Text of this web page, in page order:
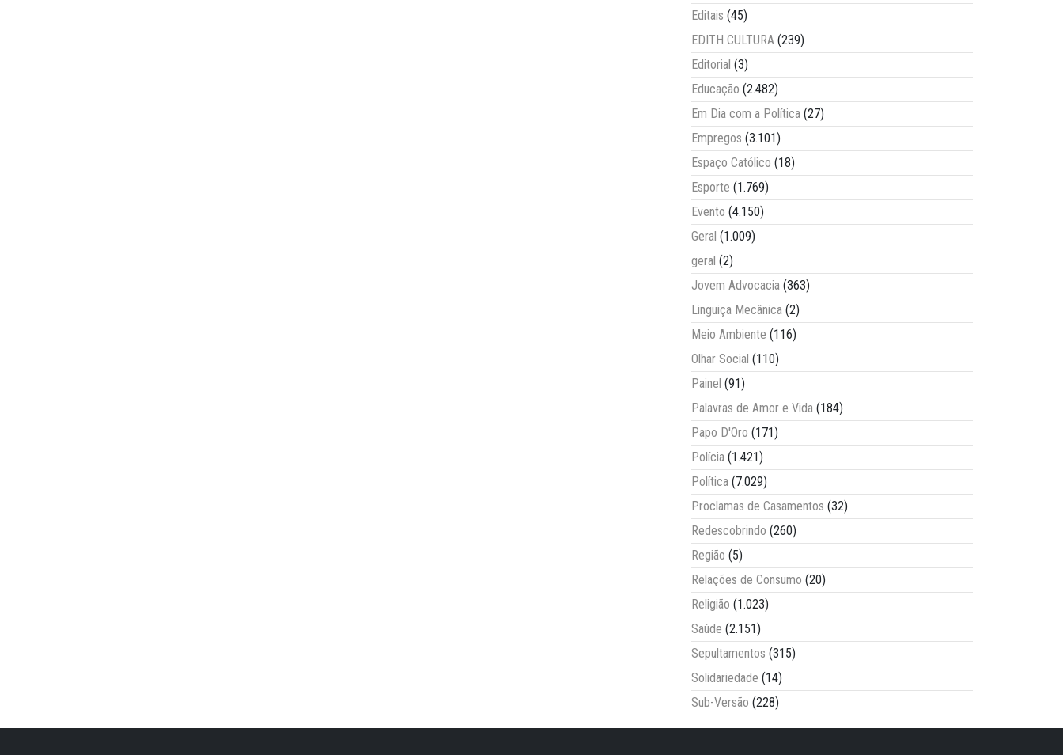
Editais (45)
EDITH CULTURA (239)
Editorial (3)
Educação (2.482)
Em Dia com a Política (27)
Empregos (3.101)
Espaço Católico (18)
Esporte (1.769)
Evento (4.150)
Geral (1.009)
geral (2)
Jovem Advocacia (363)
Linguiça Mecânica (2)
Meio Ambiente (116)
Olhar Social (110)
Painel (91)
Palavras de Amor e Vida (184)
Papo D'Oro (171)
Polícia (1.421)
Política (7.029)
Proclamas de Casamentos (32)
Redescobrindo (260)
Região (5)
Relações de Consumo (20)
Religião (1.023)
Saúde (2.151)
Sepultamentos (315)
Solidariedade (14)
Sub-Versão (228)